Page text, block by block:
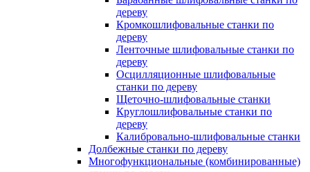
дереву
Кромкошлифовальные станки по
дереву
Ленточные шлифовальные станки по
дереву
Осцилляционные шлифовальные
станки по дереву
Щеточно-шлифовальные станки
Круглошлифовальные станки по
дереву
Калибровально-шлифовальные станки
Долбежные станки по дереву
Многофункциональные (комбинированные)